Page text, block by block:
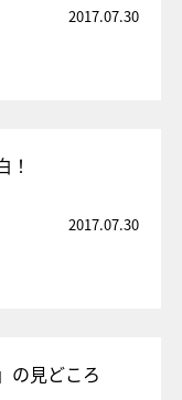
2017.07.30
！
2017.07.30
の見どころ